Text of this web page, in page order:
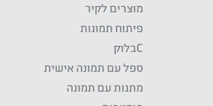
מוצרים לקיר
פיתוח תמונות
Cבלוק
ספל עם תמונה אישית
מתנות עם תמונה